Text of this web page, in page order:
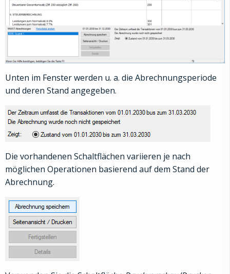
Unten im Fenster werden u. a. die Abrechnungsperiode
und deren Stand angegeben.
Die vorhandenen Schaltflächen variieren je nach
möglichen Operationen basierend auf dem Stand der
Abrechnung.